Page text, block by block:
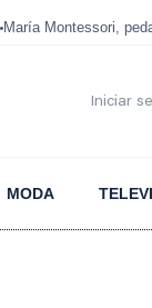
María Montessori,
Iniciar
MODA